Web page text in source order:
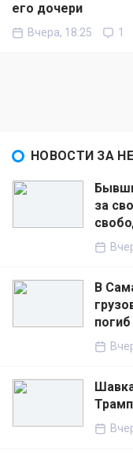
его дочери
Вчера, 18:25 1
НОВОСТИ ЗА
за
В
погиб